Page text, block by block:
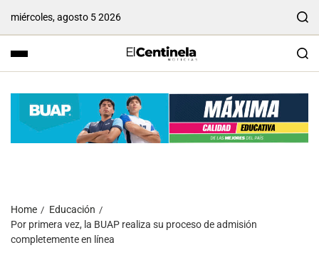
miércoles, agosto 5 2026
Home
Educación
Por primera vez, la BUAP realiza su proceso de admisión
completemente en línea